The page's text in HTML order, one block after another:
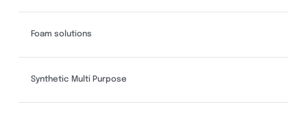
Foam solutions
Synthetic Multi Purpose